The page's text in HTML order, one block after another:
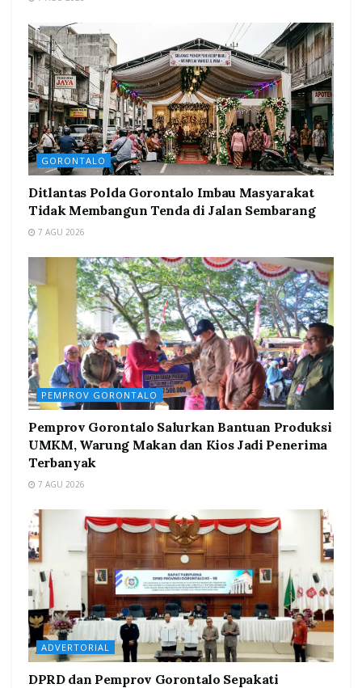
GORONTALO
Ditlantas Polda Gorontalo Imbau Masyarakat
Tidak Membangun Tenda di Jalan Sembarang
7 AGU 2026
PEMPROV GORONTALO
Pemprov Gorontalo Salurkan Bantuan Produksi
UMKM, Warung Makan dan Kios Jadi Penerima
Terbanyak
7 AGU 2026
ADVERTORIAL
DPRD dan Pemprov Gorontalo Sepakati